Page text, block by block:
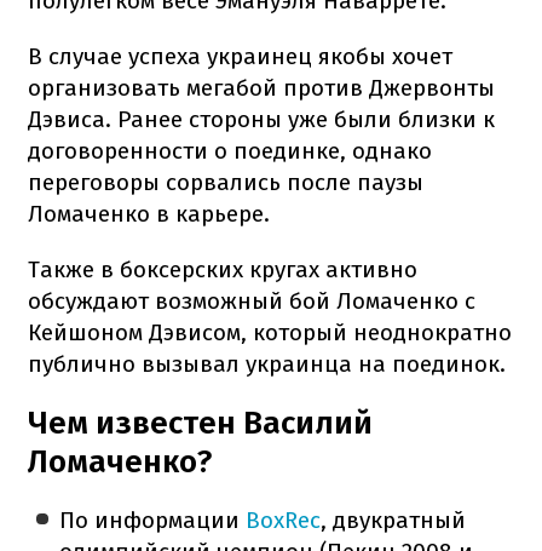
В случае успеха украинец якобы хочет
организовать мегабой против Джервонты
Дэвиса. Ранее стороны уже были близки к
договоренности о поединке, однако
переговоры сорвались после паузы
Ломаченко в карьере.
Также в боксерских кругах активно
обсуждают возможный бой Ломаченко с
Кейшоном Дэвисом, который неоднократно
публично вызывал украинца на поединок.
Чем известен Василий
Ломаченко?
По информации BoxRec, двукратный